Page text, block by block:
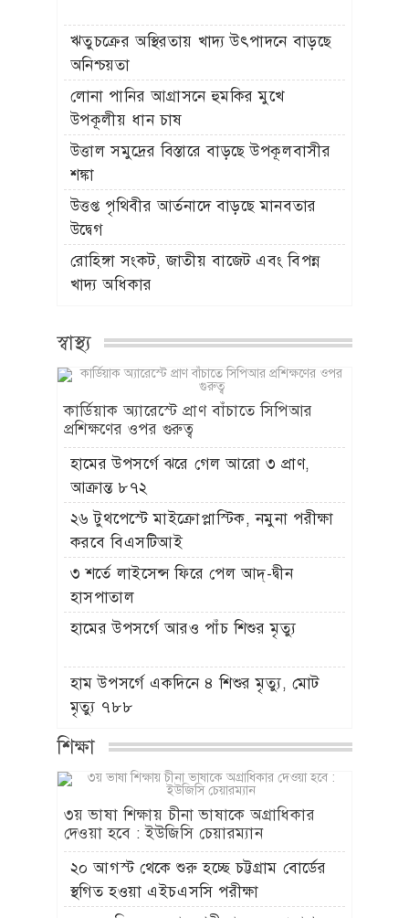
ঋতুচক্রের অস্থিরতায় খাদ্য উৎপাদনে বাড়ছে
অনিশ্চয়তা
লোনা পানির আগ্রাসনে হুমকির মুখে
উপকূলীয় ধান চাষ
উত্তাল সমুদ্রের বিস্তারে বাড়ছে উপকূলবাসীর
শঙ্কা
উত্তপ্ত পৃথিবীর আর্তনাদে বাড়ছে মানবতার
উদ্বেগ
রোহিঙ্গা সংকট, জাতীয় বাজেট এবং বিপন্ন
খাদ্য অধিকার
স্বাস্থ্য
কার্ডিয়াক অ্যারেস্টে প্রাণ বাঁচাতে সিপিআর
প্রশিক্ষণের ওপর গুরুত্ব
হামের উপসর্গে ঝরে গেল আরো ৩ প্রাণ,
আক্রান্ত ৮৭২
২৬ টুথপেস্টে মাইক্রোপ্লাস্টিক, নমুনা পরীক্ষা
করবে বিএসটিআই
৩ শর্তে লাইসেন্স ফিরে পেল আদ্-দ্বীন
হাসপাতাল
হামের উপসর্গে আরও পাঁচ শিশুর মৃত্যু
হাম উপসর্গে একদিনে ৪ শিশুর মৃত্যু, মোট
মৃত্যু ৭৮৮
শিক্ষা
৩য় ভাষা শিক্ষায় চীনা ভাষাকে অগ্রাধিকার
দেওয়া হবে : ইউজিসি চেয়ারম্যান
২০ আগস্ট থেকে শুরু হচ্ছে চট্টগ্রাম বোর্ডের
স্থগিত হওয়া এইচএসসি পরীক্ষা